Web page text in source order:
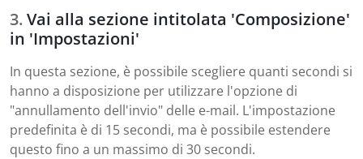
Vai alla sezione intitolata 'Composizione'
in 'Impostazioni'
In questa sezione, è possibile scegliere quanti secondi si
hanno a disposizione per utilizzare l'opzione di
"annullamento dell'invio" delle e-mail. L'impostazione
predefinita è di 15 secondi, ma è possibile estendere
questo fino a un massimo di 30 secondi.